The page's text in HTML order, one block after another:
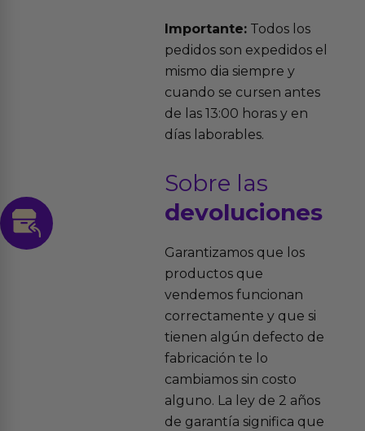
Importante:Todos los
pedidos son expedidos el
mismo dia siempre y
cuando se cursen antes
de las 13:00 horas y en
días laborables.
Sobre las
devoluciones
Garantizamos que los
productos que
vendemos funcionan
correctamente y que si
tienen algún defecto de
fabricación te lo
cambiamos sin costo
alguno. La ley de 2 años
de garantía significa que